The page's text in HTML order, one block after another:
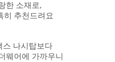
한 소재로,
히 추천드려요
스 나시탑보다
웨어에 가까우니